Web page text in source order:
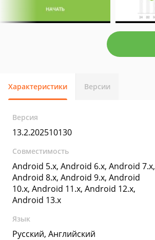
Характеристики Версии
Версия
13.2.202510130
Совместимость
Android 5.x, Android 6.x, Android 7.x,
Android 8.x, Android 9.x, Android
10.x, Android 11.x, Android 12.x,
Android 13.x
Язык
Русский, Английский